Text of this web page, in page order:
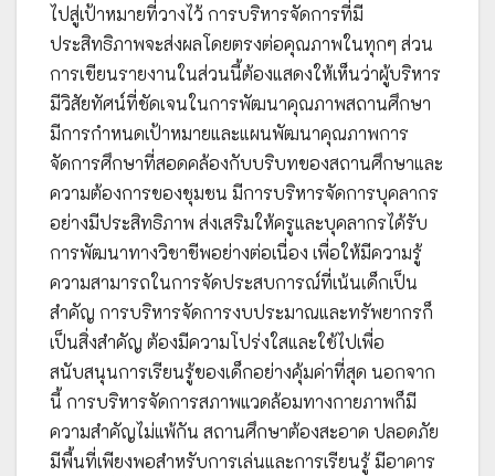
ไปสู่เป้าหมายที่วางไว้ การบริหารจัดการที่มี
ประสิทธิภาพจะส่งผลโดยตรงต่อคุณภาพในทุกๆ ส่วน
การเขียนรายงานในส่วนนี้ต้องแสดงให้เห็นว่าผู้บริหาร
มีวิสัยทัศน์ที่ชัดเจนในการพัฒนาคุณภาพสถานศึกษา
มีการกำหนดเป้าหมายและแผนพัฒนาคุณภาพการ
จัดการศึกษาที่สอดคล้องกับบริบทของสถานศึกษาและ
ความต้องการของชุมชน มีการบริหารจัดการบุคลากร
อย่างมีประสิทธิภาพ ส่งเสริมให้ครูและบุคลากรได้รับ
การพัฒนาทางวิชาชีพอย่างต่อเนื่อง เพื่อให้มีความรู้
ความสามารถในการจัดประสบการณ์ที่เน้นเด็กเป็น
สำคัญ การบริหารจัดการงบประมาณและทรัพยากรก็
เป็นสิ่งสำคัญ ต้องมีความโปร่งใสและใช้ไปเพื่อ
สนับสนุนการเรียนรู้ของเด็กอย่างคุ้มค่าที่สุด นอกจาก
นี้ การบริหารจัดการสภาพแวดล้อมทางกายภาพก็มี
ความสำคัญไม่แพ้กัน สถานศึกษาต้องสะอาด ปลอดภัย
มีพื้นที่เพียงพอสำหรับการเล่นและการเรียนรู้ มีอาคาร